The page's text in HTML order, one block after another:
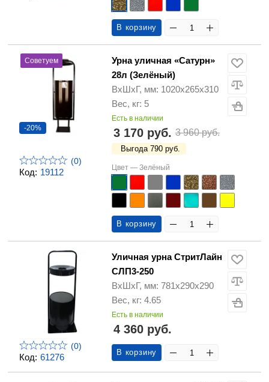
В корзину
Код: 19112
Советуем
-20%
(0)
Урна уличная «Сатурн»
28л (Зелёный)
ВхШхГ, мм: 1020х265х310
Вес, кг: 5
Есть в наличии
3 170 руб. 3 960 руб.
Выгода 790 руб.
Цвет — Зелёный
В корзину
Код: 61276
(0)
Уличная урна СтритЛайн
СЛП3-250
ВхШхГ, мм: 781х290х290
Вес, кг: 4.65
Есть в наличии
4 360 руб.
В корзину